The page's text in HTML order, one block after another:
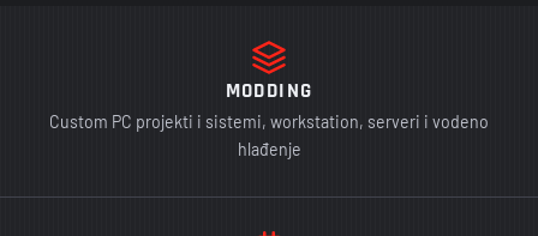
MODDING
Custom PC projekti i sistemi, workstation, serveri i vodeno
hlađenje